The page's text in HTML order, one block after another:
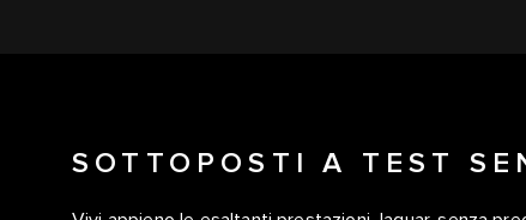
SOTTOPOSTI A TEST